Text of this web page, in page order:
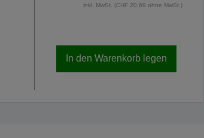
inkl. MwSt. (CHF 20,69 ohne MwSt.)
In den Warenkorb legen